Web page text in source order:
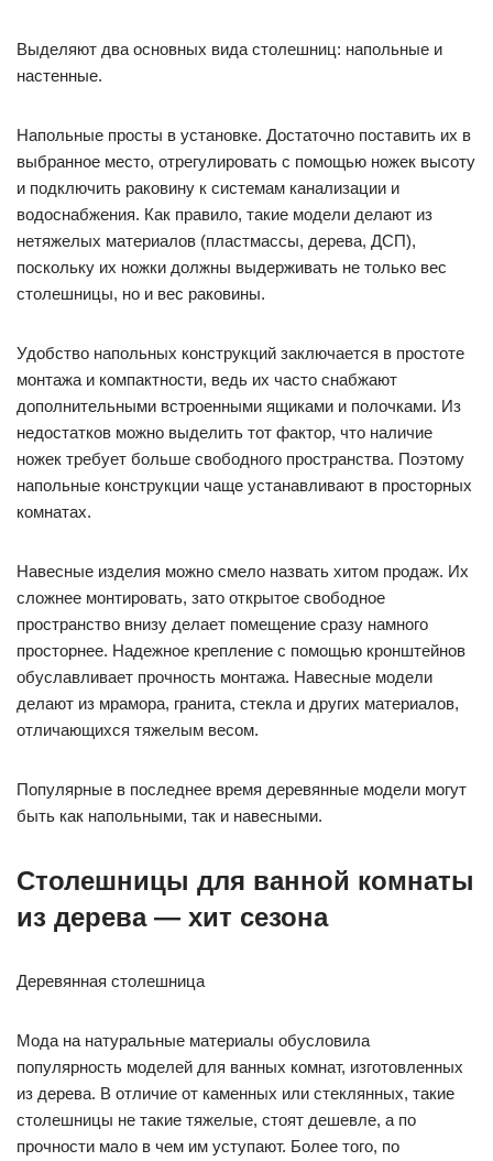
Выделяют два основных вида столешниц: напольные и
настенные.
Напольные просты в установке. Достаточно поставить их в
выбранное место, отрегулировать с помощью ножек высоту
и подключить раковину к системам канализации и
водоснабжения. Как правило, такие модели делают из
нетяжелых материалов (пластмассы, дерева, ДСП),
поскольку их ножки должны выдерживать не только вес
столешницы, но и вес раковины.
Удобство напольных конструкций заключается в простоте
монтажа и компактности, ведь их часто снабжают
дополнительными встроенными ящиками и полочками. Из
недостатков можно выделить тот фактор, что наличие
ножек требует больше свободного пространства. Поэтому
напольные конструкции чаще устанавливают в просторных
комнатах.
Навесные изделия можно смело назвать хитом продаж. Их
сложнее монтировать, зато открытое свободное
пространство внизу делает помещение сразу намного
просторнее. Надежное крепление с помощью кронштейнов
обуславливает прочность монтажа. Навесные модели
делают из мрамора, гранита, стекла и других материалов,
отличающихся тяжелым весом.
Популярные в последнее время деревянные модели могут
быть как напольными, так и навесными.
Столешницы для ванной комнаты
из дерева — хит сезона
Деревянная столешница
Мода на натуральные материалы обусловила
популярность моделей для ванных комнат, изготовленных
из дерева. В отличие от каменных или стеклянных, такие
столешницы не такие тяжелые, стоят дешевле, а по
прочности мало в чем им уступают. Более того, по